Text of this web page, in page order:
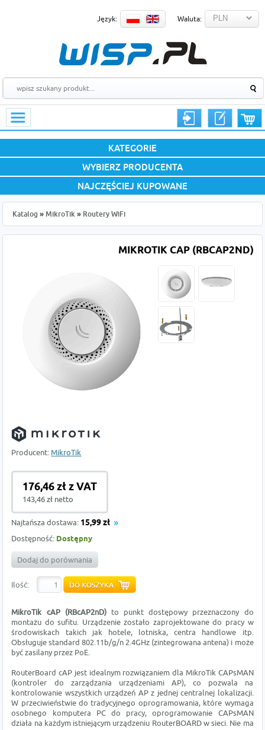
Język: Waluta:
KATEGORIE
WYBIERZ PRODUCENTA
NAJCZĘŚCIEJ KUPOWANE
Katalog » MikroTik » Routery WiFi
MIKROTIK CAP (RBCAP2ND)
Producent: MikroTik
176,46 zł z VAT
143,46 zł netto
Najtańsza dostawa: 15,99 zł
Dostępność: Dostępny
Dodaj do porównania
Ilość:
MikroTik cAP (RBcAP2nD)to punkt dostępowy przeznaczony do
montażu do sufitu. Urządzenie zostało zaprojektowane do pracy w
środowiskach takich jak hotele, lotniska, centra handlowe itp.
Obsługuje standard 802.11b/g/n 2.4GHz (zintegrowana antena) i może
być zasilany przez PoE.
RouterBoard cAP jest idealnym rozwiązaniem dla MikroTik CAPsMAN
(kontroler do zarządzania urządzeniami AP), co pozwala na
kontrolowanie wszystkich urządzeń AP z jednej centralnej lokalizacji.
W przeciwieństwie do tradycyjnego oprogramowania, które wymaga
osobnego komputera PC do pracy, oprogramowanie CAPsMAN
działa na każdym istniejącym urządzeniu RouterBOARD w sieci. Nie ma